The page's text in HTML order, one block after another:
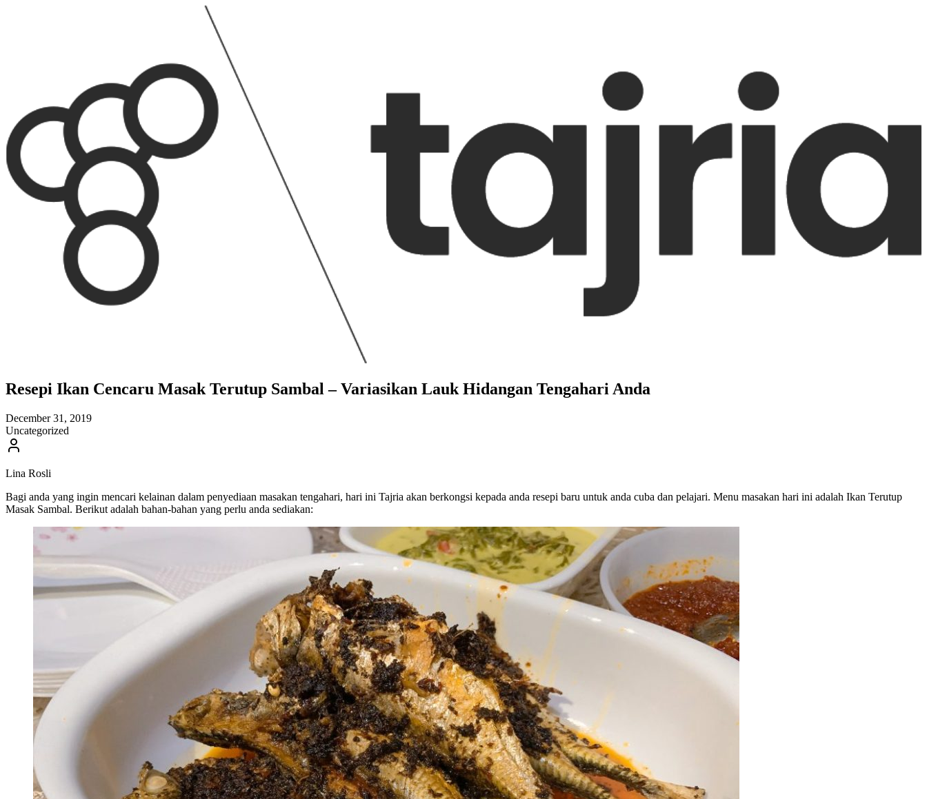
Resepi Ikan Cencaru Masak Terutup Sambal – Variasikan Lauk Hidangan Tengahari Anda
December 31, 2019
Uncategorized
Lina Rosli
Bagi anda yang ingin mencari kelainan dalam penyediaan masakan tengahari, hari ini Tajria akan berkongsi kepada anda resepi baru untuk anda cuba dan pelajari. Menu masakan hari ini adalah Ikan Terutup
Masak Sambal. Berikut adalah bahan-bahan yang perlu anda sediakan: